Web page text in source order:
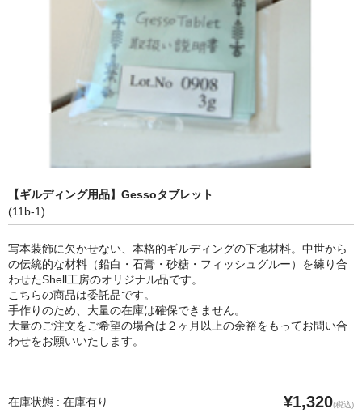
【ギルディング用品】Gessoタブレット
(11b-1)
写本装飾に欠かせない、本格的ギルディングの下地材料。中世から
の伝統的な材料（鉛白・石膏・砂糖・フィッシュグルー）を練り合
わせたShell工房のオリジナル品です。
こちらの商品は委託品です。
手作りのため、大量の在庫は確保できません。
大量のご注文をご希望の場合は２ヶ月以上の余裕をもってお問い合
わせをお願いいたします。
在庫状態 : 在庫有り ¥1,320(税込)